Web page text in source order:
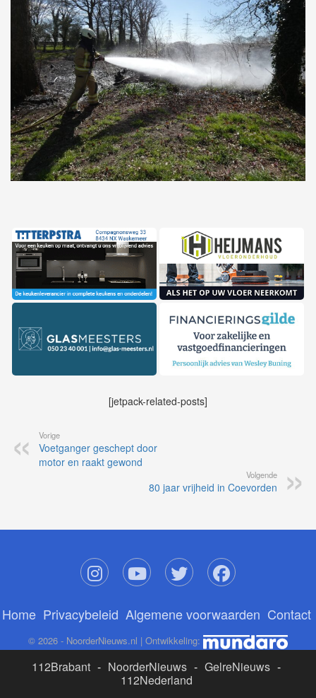
[jetpack-related-posts]
Vorige
Voetganger geschept door
motor en raakt gewond
Volgende
80 jaar vrijheid in Coevorden
Home Privacybeleid Algemene voorwaarden Contact
© 2026 - NoorderNieuws.nl | Ontwikkeling:
112Brabant - NoorderNieuws - GelreNieuws -
112Nederland